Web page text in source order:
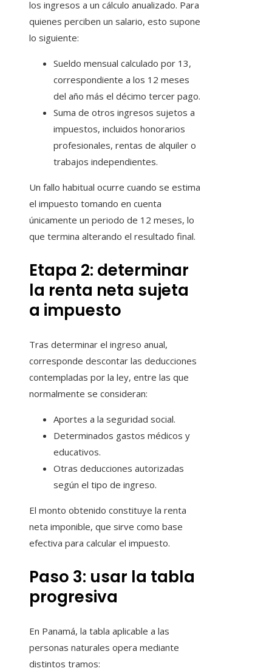
los ingresos a un cálculo anualizado. Para
quienes perciben un salario, esto supone
lo siguiente:
Sueldo mensual calculado por 13,
correspondiente a los 12 meses
del año más el décimo tercer pago.
Suma de otros ingresos sujetos a
impuestos, incluidos honorarios
profesionales, rentas de alquiler o
trabajos independientes.
Un fallo habitual ocurre cuando se estima
el impuesto tomando en cuenta
únicamente un periodo de 12 meses, lo
que termina alterando el resultado final.
Etapa 2: determinar
la renta neta sujeta
a impuesto
Tras determinar el ingreso anual,
corresponde descontar las deducciones
contempladas por la ley, entre las que
normalmente se consideran:
Aportes a la seguridad social.
Determinados gastos médicos y
educativos.
Otras deducciones autorizadas
según el tipo de ingreso.
El monto obtenido constituye la renta
neta imponible, que sirve como base
efectiva para calcular el impuesto.
Paso 3: usar la tabla
progresiva
En Panamá, la tabla aplicable a las
personas naturales opera mediante
distintos tramos: